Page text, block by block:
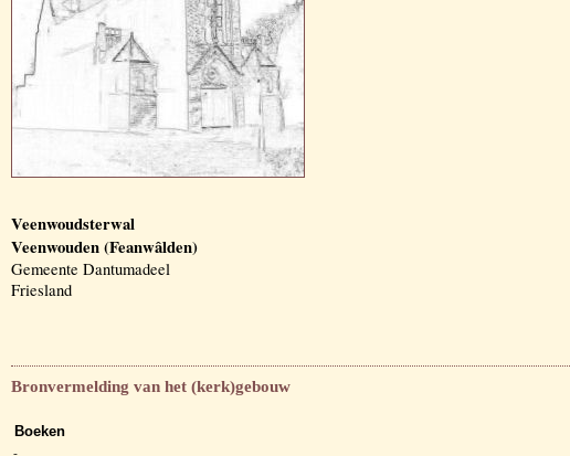
Veenwoudsterwal
Veenwouden (Feanwâlden)
Gemeente Dantumadeel
Friesland
Bronvermelding van het (kerk)gebouw
Boeken
-